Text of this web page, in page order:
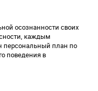
осознанности своих
каждым
персональный план по
поведения в